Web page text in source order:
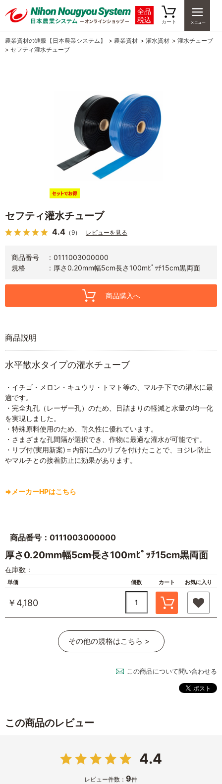
全品
税込
カート
農業資材の通販【日本農業システム】 > 農業資材 > 灌水資材 > 灌水チューブ
> セフティ灌水チューブ
セフティ灌水チューブ
4.4 （9） レビューを見る
商品番号
0111003000000
規格
厚さ0.20mm幅5cm長さ100mﾋﾟｯﾁ15cm黒両面
商品購入へ
商品説明
水平散水タイプの灌水チューブ
・イチゴ・メロン・キュウリ・トマト等の、マルチ下での灌水に最
適です。
・完全丸孔（レーザー孔）のため、目詰まりの軽減と水量の均一化
を実現しました。
・特殊原料使用のため、耐久性に優れています。
・さまざまな孔間隔が選択でき、作物に最適な灌水が可能です。
・リブ付(実用新案)＝内部に凸のリブを付けたことで、ヨジレ防止
やマルチとの接着防止に効果があります。
⇒メーカーHPはこちら
商品番号：0111003000000
厚さ0.20mm幅5cm長さ100mﾋﾟｯﾁ15cm黒両面
在庫数：
単価 個数 カート お気に入り
￥4,180
その他の規格はこちら >
この商品について問い合わせる
この商品のレビュー
4.4
レビュー件数：9件